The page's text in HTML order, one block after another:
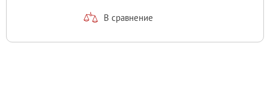
В сравнение